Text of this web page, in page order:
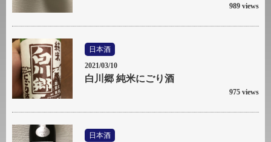
989 views
日本酒
2021/03/10
白川郷 純米にごり酒
975 views
日本酒